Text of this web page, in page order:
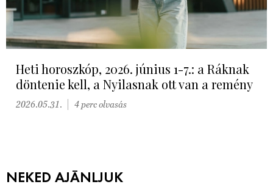
Heti horoszkóp, 2026. június 1-7.: a Ráknak
döntenie kell, a Nyilasnak ott van a remény
2026.05.31. 4 perc olvasás
NEKED AJÁNLJUK